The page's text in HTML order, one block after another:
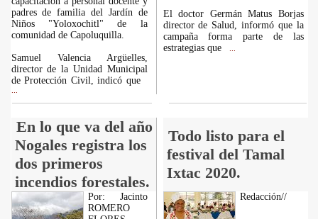
padres de familia del Jardín de
Niños "Yoloxochitl" de la
comunidad de Capoluquilla.
Samuel Valencia Argüelles,
director de la Unidad Municipal
de Protección Civil, indicó que
El doctor Germán Matus Borjas
director de Salud, informó que la
campaña forma parte de las
estrategias que
En lo que va del año
Nogales registra los
dos primeros
incendios forestales.
Todo listo para el
festival del Tamal
Ixtac 2020.
Por: Jacinto
ROMERO
Redacción//